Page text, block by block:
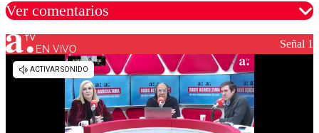
Ver comentarios
Los comentarios son moderados para garantizar un
diálogo respetuoso.
EN VIVO Señal 1